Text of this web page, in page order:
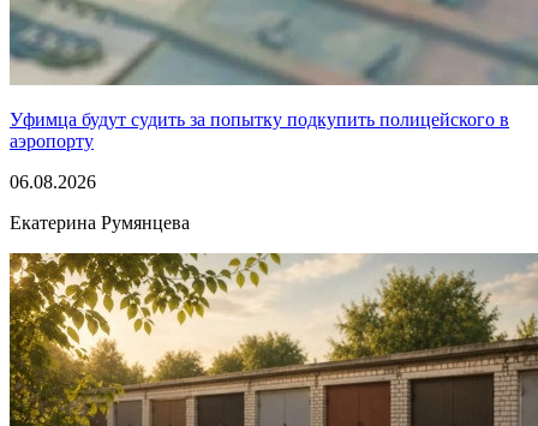
Уфимца будут судить за попытку подкупить полицейского в
аэропорту
06.08.2026
Екатерина Румянцева